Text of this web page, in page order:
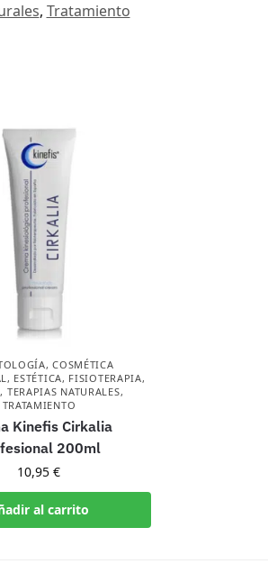
, Tratamiento
,COSMÉTICA
, ESTÉTICA, FISIOTERAPIA,
, TERAPIAS NATURALES,
TRATAMIENTO
Kinefis Cirkalia
200ml
10,95€
al carrito